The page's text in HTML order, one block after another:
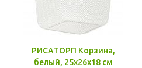
РИСАТОРП Корзина,
белый, 25x26x18 см